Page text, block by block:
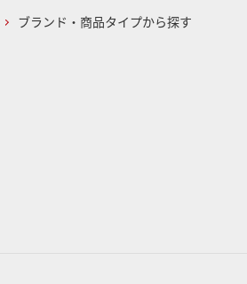
ブランド・商品タイプから探す